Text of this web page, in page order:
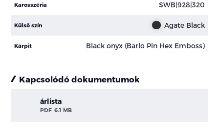
Karosszéria SWB|928|320
Külső szín Agate Black
Kárpit Black onyx (Barlo Pin Hex Emboss)
Kapcsolódó dokumentumok
árlista
PDF 6.1 MB